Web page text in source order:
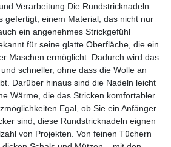
Verarbeitung Die Rundstricknadeln
gefertigt, einem Material, das nicht nur
ein angenehmes Strickgefühl
für seine glatte Oberfläche, die ein
Maschen ermöglicht. Dadurch wird das
schneller, ohne dass die Wolle an
Darüber hinaus sind die Nadeln leicht
Wärme, die das Stricken komfortabler
Egal, ob Sie ein Anfänger
sind, diese Rundstricknadeln eignen
von Projekten. Von feinen Tüchern